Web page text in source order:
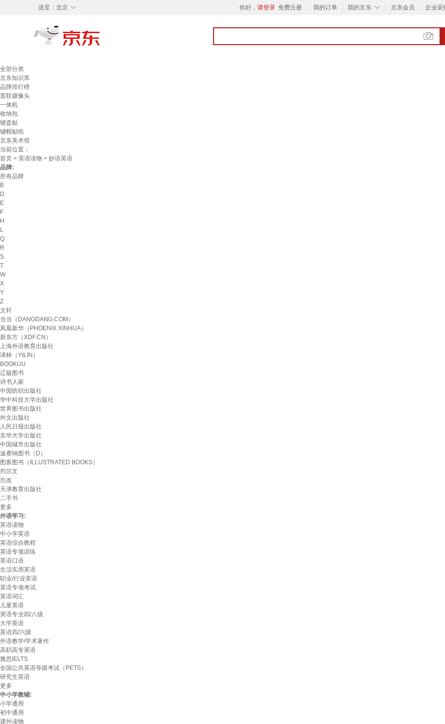
◇
送至： 北京 你好， 请登录 免费注册 我的订单 ◇
我的京东 京东会员 企业采
全部分类
京东知识库
品牌排行榜
普联摄像头
一体机
收纳包
键盘贴
键帽贴纸
京东美术馆
当前位置：
首页 > 英语读物 > 妙语英语
品牌:
所有品牌
B
D
E
F
H
L
Q
R
S
T
W
X
Y
Z
文轩
当当（DANGDANG.COM）
凤凰新华（PHOENIX XINHUA）
新东方（XDF.CN）
上海外语教育出版社
译林（YILIN）
BOOKUU
辽版图书
诗书人家
中国纺织出版社
华中科技大学出版社
世界图书出版社
外文出版社
人民日报出版社
东华大学出版社
中国城市出版社
迪赛纳图书（D）
图客图书（ILLUSTRATED BOOKS）
邦尔文
岂改
天津教育出版社
二手书
更多
外语学习:
英语读物
中小学英语
英语综合教程
英语专项训练
英语口语
生活实用英语
职业/行业英语
英语专项考试
英语词汇
儿童英语
英语专业四/八级
大学英语
英语四/六级
外语教学/学术著作
高职高专英语
雅思IELTS
全国公共英语等级考试（PETS）
研究生英语
更多
中小学教辅:
小学通用
初中通用
课外读物